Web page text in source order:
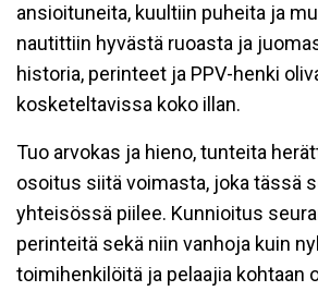
ansioituneita, kuultiin puheita ja
nautittiin hyvästä ruoasta ja
historia, perinteet ja PPV-henki
kosketeltavissa koko illan.
Tuo arvokas ja hieno, tunteita
osoitus siitä voimasta, joka tässä
yhteisössä piilee. Kunnioitus
perinteitä sekä niin vanhoja kuin
toimihenkilöitä ja pelaajia kohtaan